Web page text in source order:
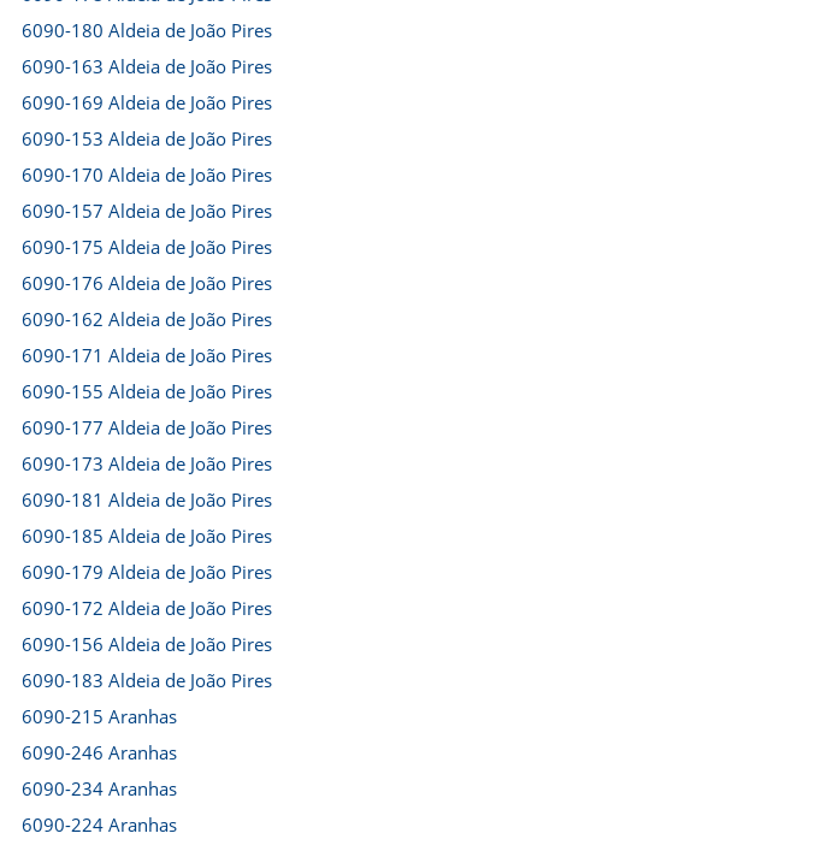
6090-180 Aldeia de João Pires
6090-163 Aldeia de João Pires
6090-169 Aldeia de João Pires
6090-153 Aldeia de João Pires
6090-170 Aldeia de João Pires
6090-157 Aldeia de João Pires
6090-175 Aldeia de João Pires
6090-176 Aldeia de João Pires
6090-162 Aldeia de João Pires
6090-171 Aldeia de João Pires
6090-155 Aldeia de João Pires
6090-177 Aldeia de João Pires
6090-173 Aldeia de João Pires
6090-181 Aldeia de João Pires
6090-185 Aldeia de João Pires
6090-179 Aldeia de João Pires
6090-172 Aldeia de João Pires
6090-156 Aldeia de João Pires
6090-183 Aldeia de João Pires
6090-215 Aranhas
6090-246 Aranhas
6090-234 Aranhas
6090-224 Aranhas